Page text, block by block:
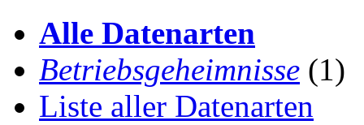
Alle Datenarten
Betriebsgeheimnisse (1)
Liste aller Datenarten